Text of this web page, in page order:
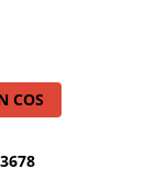
COS